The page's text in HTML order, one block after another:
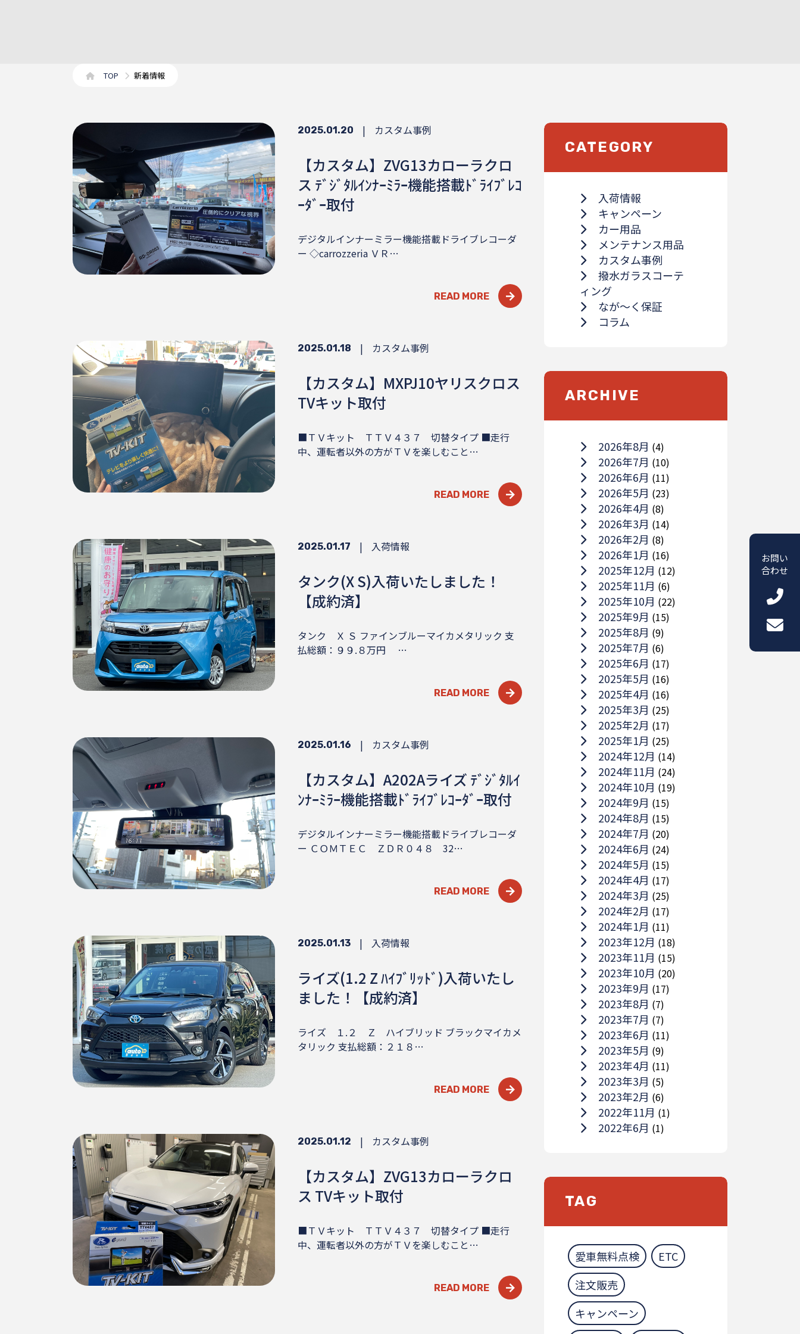
お問い
合わせ
TOP 新着情報
2025.01.20 | カスタム事例
【カスタム】ZVG13カローラクロ
ス ﾃﾞｼﾞﾀﾙｲﾝﾅｰﾐﾗｰ機能搭載ﾄﾞﾗｲﾌﾞﾚｺ
ｰﾀﾞｰ取付
デジタルインナーミラー機能搭載ドライブレコーダ
ー ◇carrozzeria ＶＲ…
READ MORE
2025.01.18 | カスタム事例
【カスタム】MXPJ10ヤリスクロス
TVキット取付
■ＴＶキット ＴＴＶ４３７ 切替タイプ ■走行
中、運転者以外の方がＴＶを楽しむこと…
READ MORE
2025.01.17 | 入荷情報
タンク(X S)入荷いたしました！
【成約済】
タンク Ｘ Ｓ ファインブルーマイカメタリック 支
払総額：９９.８万円 …
READ MORE
2025.01.16 | カスタム事例
【カスタム】A202Aライズ ﾃﾞｼﾞﾀﾙｲ
ﾝﾅｰﾐﾗｰ機能搭載ﾄﾞﾗｲﾌﾞﾚｺｰﾀﾞｰ取付
デジタルインナーミラー機能搭載ドライブレコーダ
ー ＣＯＭＴＥＣ ＺＤＲ０４８ 32…
READ MORE
2025.01.13 | 入荷情報
ライズ(1.2 Z ﾊｲﾌﾞﾘｯﾄﾞ)入荷いたし
ました！【成約済】
ライズ １.２ Ｚ ハイブリッド ブラックマイカメ
タリック 支払総額：２１８…
READ MORE
2025.01.12 | カスタム事例
【カスタム】ZVG13カローラクロ
ス TVキット取付
■ＴＶキット ＴＴＶ４３７ 切替タイプ ■走行
中、運転者以外の方がＴＶを楽しむこと…
READ MORE
CATEGORY
入荷情報
キャンペーン
カー用品
メンテナンス用品
カスタム事例
撥水ガラスコーテ
ィング
なが～く保証
コラム
ARCHIVE
2026年8月 (4)
2026年7月 (10)
2026年6月 (11)
2026年5月 (23)
2026年4月 (8)
2026年3月 (14)
2026年2月 (8)
2026年1月 (16)
2025年12月 (12)
2025年11月 (6)
2025年10月 (22)
2025年9月 (15)
2025年8月 (9)
2025年7月 (6)
2025年6月 (17)
2025年5月 (16)
2025年4月 (16)
2025年3月 (25)
2025年2月 (17)
2025年1月 (25)
2024年12月 (14)
2024年11月 (24)
2024年10月 (19)
2024年9月 (15)
2024年8月 (15)
2024年7月 (20)
2024年6月 (24)
2024年5月 (15)
2024年4月 (17)
2024年3月 (25)
2024年2月 (17)
2024年1月 (11)
2023年12月 (18)
2023年11月 (15)
2023年10月 (20)
2023年9月 (17)
2023年8月 (7)
2023年7月 (7)
2023年6月 (11)
2023年5月 (9)
2023年4月 (11)
2023年3月 (5)
2023年2月 (6)
2022年11月 (1)
2022年6月 (1)
TAG
愛車無料点検
ETC
注文販売
キャンペーン